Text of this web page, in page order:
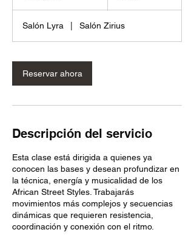
0
i
n
Salón Lyra | Salón Zirius
Reservar ahora
Descripción del servicio
Esta clase está dirigida a quienes ya
conocen las bases y desean profundizar en
la técnica, energía y musicalidad de los
African Street Styles. Trabajarás
movimientos más complejos y secuencias
dinámicas que requieren resistencia,
coordinación y conexión con el ritmo.